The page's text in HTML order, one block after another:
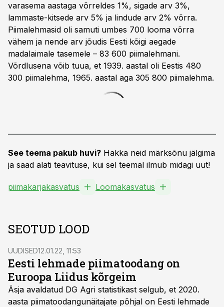
varasema aastaga võrreldes 1%, sigade arv 3%,
lammaste-kitsede arv 5% ja lindude arv 2% võrra.
Piimalehmasid oli samuti umbes 700 looma võrra
vähem ja nende arv jõudis Eesti kõigi aegade
madalaimale tasemele – 83 600 piimalehmani.
Võrdlusena võib tuua, et 1939. aastal oli Eestis 480
300 piimalehma, 1965. aastal aga 305 800 piimalehma.
See teema pakub huvi? Hakka neid märksõnu jälgima
ja saad alati teavituse, kui sel teemal ilmub midagi uut!
piimakarjakasvatus Loomakasvatus
SEOTUD LOOD
UUDISED12.01.22, 11:53
Eesti lehmade piimatoodang on
Euroopa Liidus kõrgeim
Äsja avaldatud DG Agri statistikast selgub, et 2020.
aasta piimatoodangunäitajate põhjal on Eesti lehmade